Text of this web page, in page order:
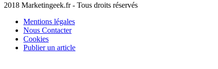
2018 Marketingeek.fr - Tous droits réservés
Mentions légales
Nous Contacter
Cookies
Publier un article